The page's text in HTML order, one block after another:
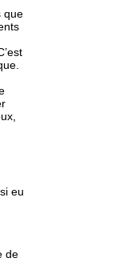
que
eu
de